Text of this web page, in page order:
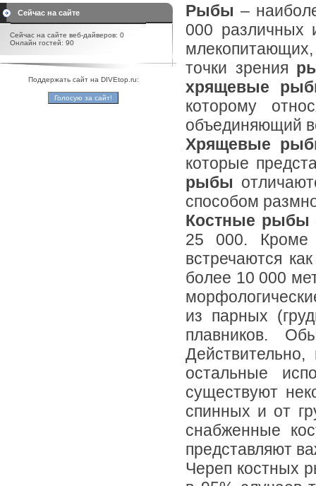
Сейчас на сайте
Сейчас на сайте веб-дайверов: 0
Онлайн гостей: 90
Поддержать сайт на DIVEtop.ru:
Рыбы –
000 различных
точки зрения
хрящевые
которому
объединяющий
Хрящевые
которые
рыбы
способом
Костные
25 000. Кроме
встречаются
более 10 000
из парных
плавников.
остальные
существуют
спинных и от
снабженные
представляют
Череп костных